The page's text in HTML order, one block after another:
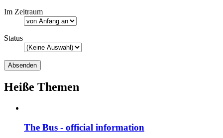
Im Zeitraum
Status
Heiße Themen
The Bus - official information